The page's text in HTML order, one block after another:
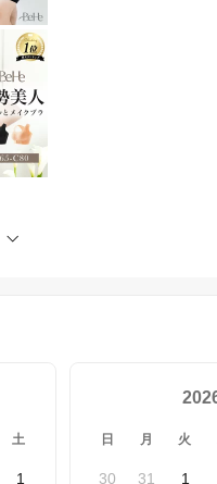
土
1
日 月 火
30 31 1